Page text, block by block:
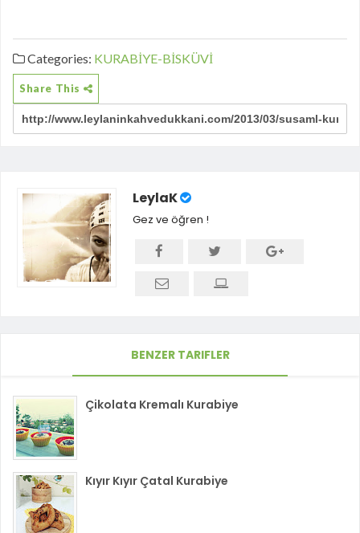
Categories: KURABİYE-BİSKÜVİ
Share This
LeylaK
Gez ve öğren !
BENZER TARIFLER
Çikolata Kremalı Kurabiye
Kıyır Kıyır Çatal Kurabiye